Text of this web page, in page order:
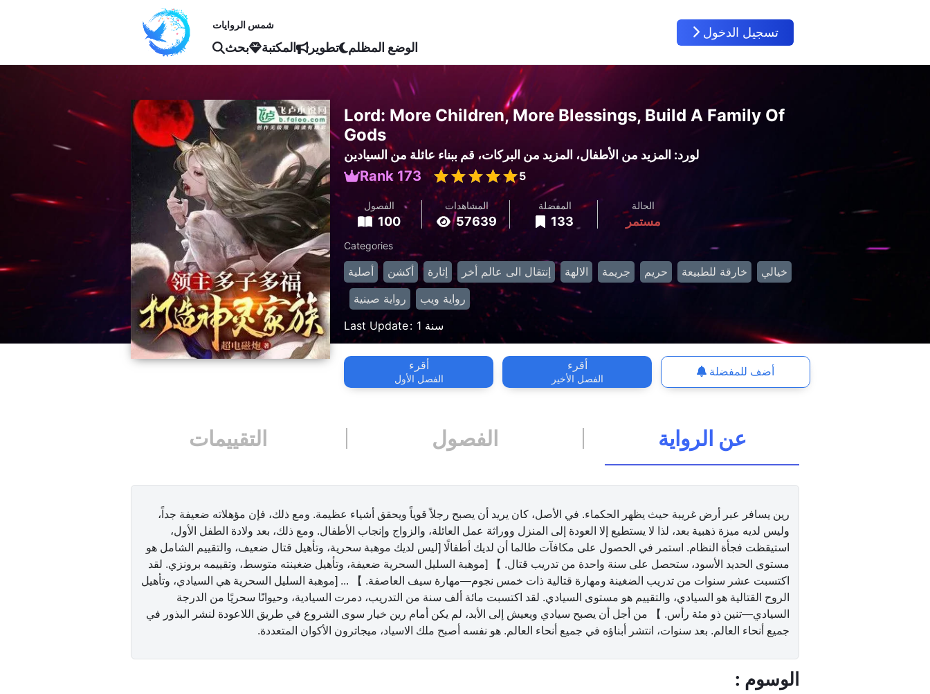
شمس الروايات
بحث المكتبة تطوير الوضع المظلم
تسجيل الدخول
Lord: More Children, More Blessings, Build A Family Of
Gods
لورد: المزيد من الأطفال، المزيد من البركات، قم ببناء عائلة من السيادين
Rank 173 5
أقرء
الفصل الأول
أقرء
الفصل الأخير
أضف للمفضلة
100
الفصول
57639
المشاهدات
133
المفضلة
مستمر
الحالة
Last Update 1 سنة
Categories
أصلية أكشن إثارة إنتقال الى عالم أخر الالهة جريمة حريم خارقة للطبيعة
خيالي
رواية صينية
رواية ويب
عن الرواية الفصول التقييمات
رين يسافر عبر أرض غريبة حيث يظهر الحكماء. في الأصل، كان يريد أن يصبح رجلاً قوياً ويحقق أشياء عظيمة. ومع ذلك، فإن مؤهلاته ضعيفة جداً،
وليس لديه ميزة ذهبية بعد، لذا لا يستطيع إلا العودة إلى المنزل ووراثة عمل العائلة، والزواج وإنجاب الأطفال. ومع ذلك، بعد ولادة الطفل الأول،
استيقظت فجأة النظام. استمر في الحصول على مكافآت طالما أن لديك أطفالًا [ليس لديك موهبة سحرية، وتأهيل قتال ضعيف، والتقييم الشامل هو
مستوى الحديد الأسود، ستحصل على سنة واحدة من تدريب قتال. 】 [موهبة السليل السحرية ضعيفة، وتأهيل ضغينته متوسط، وتقييمه برونزي. لقد
اكتسبت عشر سنوات من تدريب الضغينة ومهارة قتالية ذات خمس نجوم—مهارة سيف العاصفة. 】 ... [موهبة السليل السحرية هي السيادي، وتأهيل
الروح القتالية هو السيادي، والتقييم هو مستوى السيادي. لقد اكتسبت مائة ألف سنة من التدريب، دمرت السيادية، وحيوانًا سحريًا من الدرجة
السيادي—تنين ذو مئة رأس. 】 من أجل أن يصبح سيادي ويعيش إلى الأبد، لم يكن أمام رين خيار سوى الشروع في طريق اللاعودة لنشر البذور في
جميع أنحاء العالم. بعد سنوات، انتشر أبناؤه في جميع أنحاء العالم. هو نفسه أصبح ملك الاسياد، ميجاترون الأكوان المتعددة.
: الوسوم